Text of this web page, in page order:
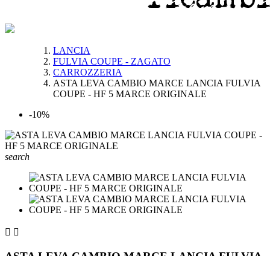
LANCIA
FULVIA COUPE - ZAGATO
CARROZZERIA
ASTA LEVA CAMBIO MARCE LANCIA FULVIA
COUPE - HF 5 MARCE ORIGINALE
-10%
search
 